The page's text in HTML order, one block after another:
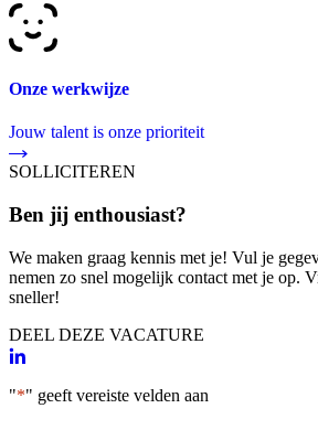
Onze werkwijze
Jouw talent is onze prioriteit
SOLLICITEREN
Ben jij enthousiast?
We maken graag kennis met je! Vul je
nemen zo snel mogelijk contact met je op.
sneller!
DEEL DEZE VACATURE
"*" geeft vereiste velden aan